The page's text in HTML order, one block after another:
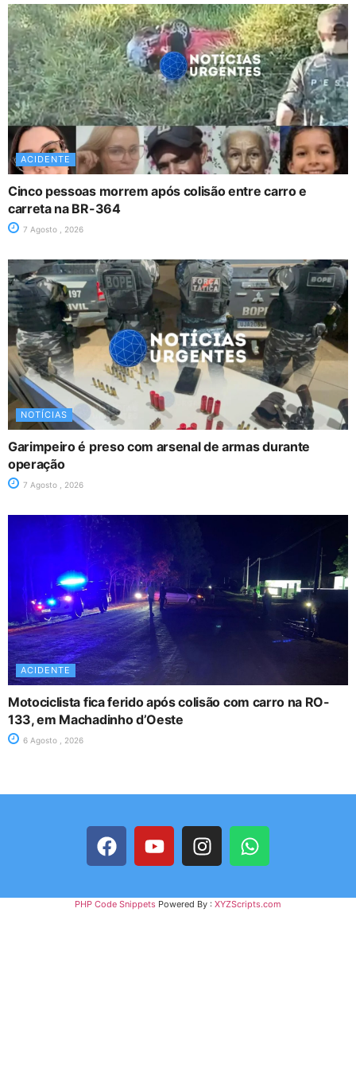
ACIDENTE
Cinco pessoas morrem após colisão entre carro e
carreta na BR-364
7 Agosto , 2026
NOTÍCIAS
Garimpeiro é preso com arsenal de armas durante
operação
7 Agosto , 2026
ACIDENTE
Motociclista fica ferido após colisão com carro na RO-
133, em Machadinho d’Oeste
6 Agosto , 2026
PHP Code Snippets Powered By : XYZScripts.com